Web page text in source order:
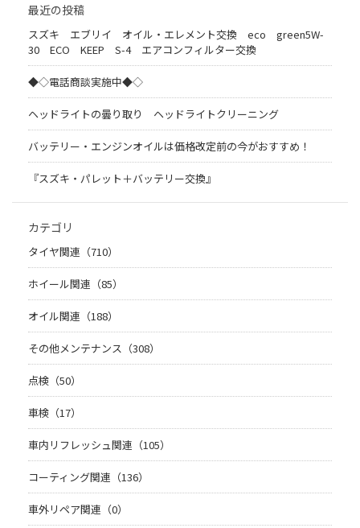
最近の投稿
スズキ エブリイ オイル・エレメント交換 eco green5W-
30 ECO KEEP S-4 エアコンフィルター交換
◆◇電話商談実施中◆◇
ヘッドライトの曇り取り ヘッドライトクリーニング
バッテリー・エンジンオイルは価格改定前の今がおすすめ！
『スズキ・パレット＋バッテリー交換』
カテゴリ
タイヤ関連（710）
ホイール関連（85）
オイル関連（188）
その他メンテナンス（308）
点検（50）
車検（17）
車内リフレッシュ関連（105）
コーティング関連（136）
車外リペア関連（0）